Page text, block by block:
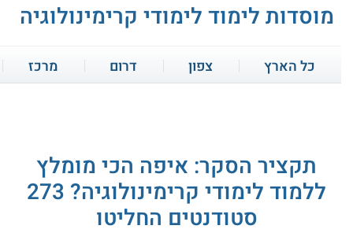
קרבנות פשיעה תורת הפשע
מוסדות לימוד לימודי קרימינולוגיה
כל הארץ צפון דרום מרכז
(3)
3.7
אשקלון - קרימינולוגיה לכוחות
הביטחון
(3)
בר אילן - קרימינולוגיה לכוחות
הביטחון
תקציר הסקר: איפה הכי מומלץ
ללמוד לימודי קרימינולוגיה? 273
סטודנטים החליטו